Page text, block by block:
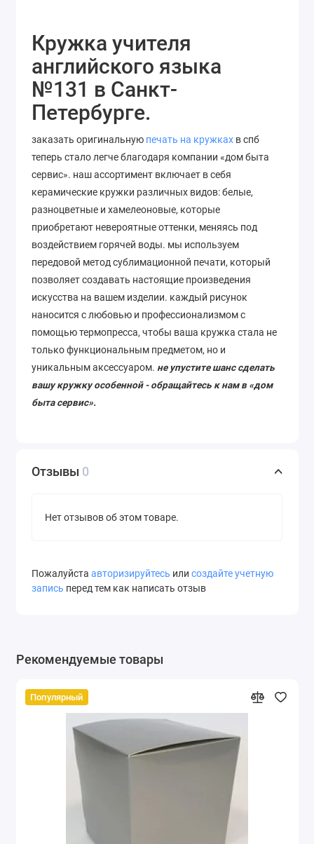
Кружка учителя
английского языка
№131 в Санкт-
Петербурге.
заказать оригинальную печать на кружках в спб
теперь стало легче благодаря компании «дом быта
сервис». наш ассортимент включает в себя
керамические кружки различных видов: белые,
разноцветные и хамелеоновые, которые
приобретают невероятные оттенки, меняясь под
воздействием горячей воды. мы используем
передовой метод сублимационной печати, который
позволяетсоздавать настоящие произведения
искусства на вашем изделии. каждый рисунок
наносится с любовью и профессионализмом с
помощью термопресса, чтобы ваша кружка стала не
только функциональным предметом, но и
уникальным аксессуаром. не упустите шанс сделать
вашу кружку особенной - обращайтесь к нам в «дом
быта сервис».
Отзывы 0
Нет отзывов об этом товаре.
Пожалуйста авторизируйтесь или создайте учетную
запись перед тем как написать отзыв
Рекомендуемые товары
Популярный